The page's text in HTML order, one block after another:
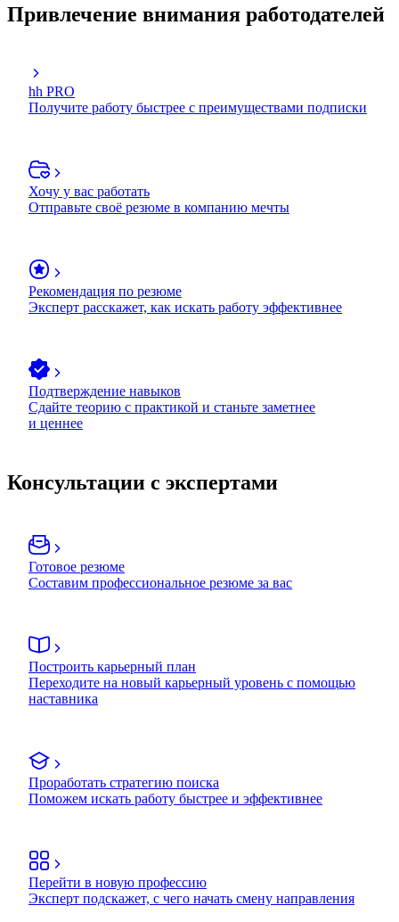
Привлечение внимания работодателей
hh PRO
Получите работу быстрее с преимуществами подписки
Хочу у вас работать
Отправьте своё резюме в компанию мечты
Рекомендация по резюме
Эксперт расскажет, как искать работу эффективнее
Подтверждение навыков
Сдайте теорию с практикой и станьте заметнее
и ценнее
Консультации с экспертами
Готовое резюме
Составим профессиональное резюме за вас
Построить карьерный план
Переходите на новый карьерный уровень с помощью
наставника
Проработать стратегию поиска
Поможем искать работу быстрее и эффективнее
Перейти в новую профессию
Эксперт подскажет, с чего начать смену направления